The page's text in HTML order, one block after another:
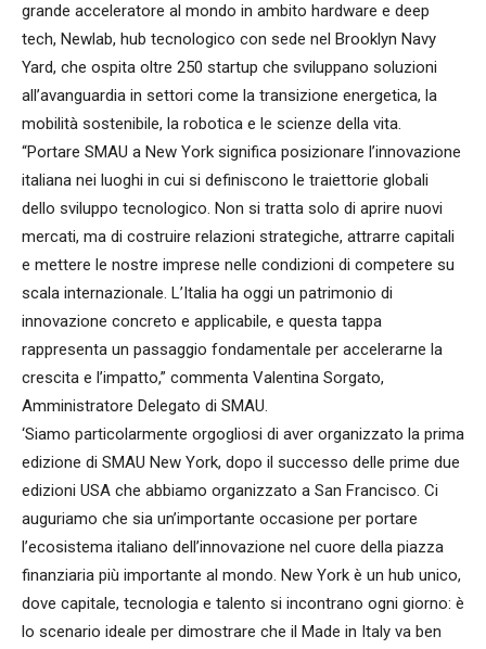
grande acceleratore al mondo in ambito hardware e deep
tech, Newlab, hub tecnologico con sede nel Brooklyn Navy
Yard, che ospita oltre 250 startup che sviluppano soluzioni
all’avanguardia in settori come la transizione energetica, la
mobilità sostenibile, la robotica e le scienze della vita.
“Portare SMAU a New York significa posizionare l’innovazione
italiana nei luoghi in cui si definiscono le traiettorie globali
dello sviluppo tecnologico. Non si tratta solo di aprire nuovi
mercati, ma di costruire relazioni strategiche, attrarre capitali
e mettere le nostre imprese nelle condizioni di competere su
scala internazionale. L’Italia ha oggi un patrimonio di
innovazione concreto e applicabile, e questa tappa
rappresenta un passaggio fondamentale per accelerarne la
crescita e l’impatto,” commenta Valentina Sorgato,
Amministratore Delegato di SMAU.
‘Siamo particolarmente orgogliosi di aver organizzato la prima
edizione di SMAU New York, dopo il successo delle prime due
edizioni USA che abbiamo organizzato a San Francisco. Ci
auguriamo che sia un’importante occasione per portare
l’ecosistema italiano dell’innovazione nel cuore della piazza
finanziaria più importante al mondo. New York è un hub unico,
dove capitale, tecnologia e talento si incontrano ogni giorno: è
lo scenario ideale per dimostrare che il Made in Italy va ben